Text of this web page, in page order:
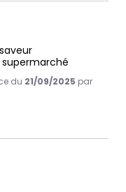
du 21/09/2025 par